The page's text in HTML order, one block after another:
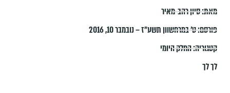
מאת:סיון רהב-מאיר
פורסם:ט׳ במרחשוון תשע״ז – נובמבר 10, 2016
קטגוריה:החלק היומי
לך לך